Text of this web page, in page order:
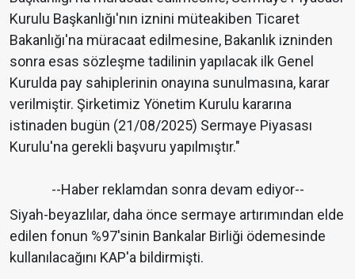
Kurulu Başkanlığı'nın iznini müteakiben Ticaret
Bakanlığı'na müracaat edilmesine, Bakanlık izninden
sonra esas sözleşme tadilinin yapılacak ilk Genel
Kurulda pay sahiplerinin onayına sunulmasına, karar
verilmiştir. Şirketimiz Yönetim Kurulu kararına
istinaden bugün (21/08/2025) Sermaye Piyasası
Kurulu'na gerekli başvuru yapılmıştır."
--Haber reklamdan sonra devam ediyor--
Siyah-beyazlılar, daha önce sermaye artırımından elde
edilen fonun %97'sinin Bankalar Birliği ödemesinde
kullanılacağını KAP'a bildirmişti.